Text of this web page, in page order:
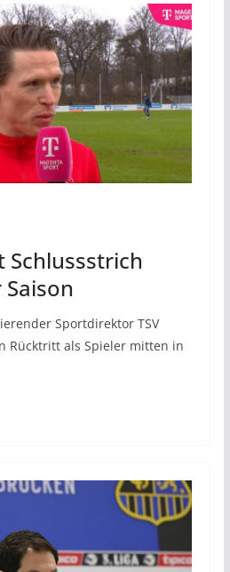
Schlussstrich
Sportdirektor TSV
Rücktritt als Spieler mitten in